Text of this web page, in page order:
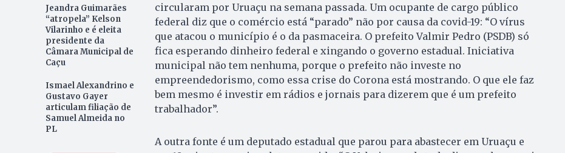
Jeandra Guimarães
“atropela” Kelson
Vilarinho e é eleita
presidente da
Câmara Municipal de
Caçu
Ismael Alexandrino e
Gustavo Gayer
articulam filiação de
Samuel Almeida no
PL
circularam por Uruaçu na semana passada. Um ocupante de cargo público
federal diz que o comércio está “parado” não por causa da covid-19: “O vírus
que atacou o município é o da pasmaceira. O prefeito Valmir Pedro (PSDB) só
fica esperando dinheiro federal e xingando o governo estadual. Iniciativa
municipal não tem nenhuma, porque o prefeito não investe no
empreendedorismo, como essa crise do Corona está mostrando. O que ele faz
bem mesmo é investir em rádios e jornais para dizerem que é um prefeito
trabalhador”.
A outra fonte é um deputado estadual que parou para abastecer em Uruaçu e